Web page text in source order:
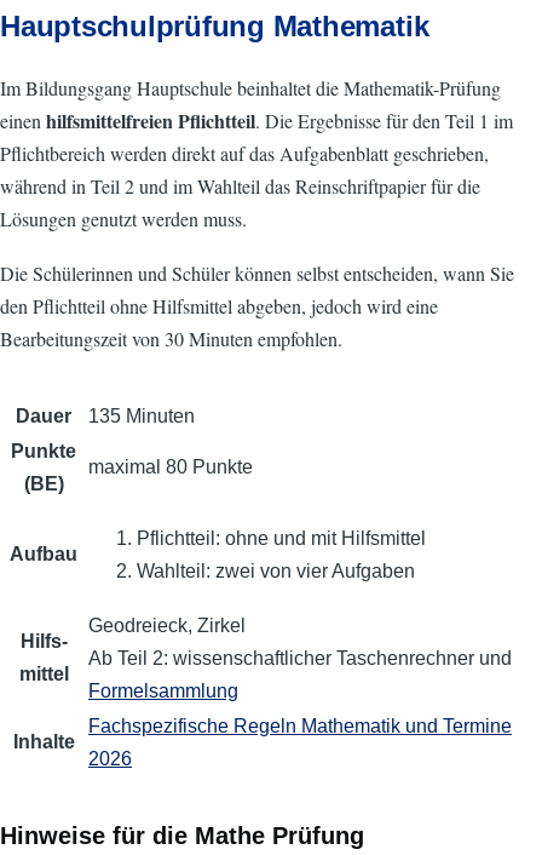
Hauptschulprüfung Mathematik
Im Bildungsgang Hauptschule beinhaltet die Mathematik-Prüfung
einenhilfsmittelfreien Pflichtteil. Die Ergebnisse für den Teil 1 im
Pflichtbereich werden direkt auf das Aufgabenblatt geschrieben,
während in Teil 2 und im Wahlteil das Reinschriftpapier für die
Lösungen genutzt werden muss.
Die Schülerinnen und Schüler können selbst entscheiden, wann Sie
den Pflichtteil ohne Hilfsmittel abgeben, jedoch wird eine
Bearbeitungszeit von 30 Minuten empfohlen.
Dauer
135 Minuten
Punkte
(BE)
maximal 80 Punkte
Aufbau
Pflichtteil: ohne und mit Hilfsmittel
Wahlteil: zwei von vier Aufgaben
Hilfs­
mittel
Geodreieck, Zirkel
Ab Teil 2: wissen­schaftlicher Taschenrechner und
Formelsammlung
Inhalte
Fachspezifische Regeln Mathematik und Termine
2026
Hinweise für die Mathe Prüfung